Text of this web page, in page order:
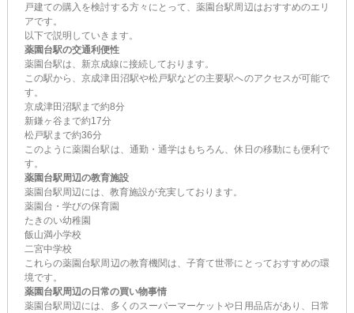
戸建ての購入を検討する方々にとって、薬園台駅周辺はおすすめのエリ
アです。
以下で説明していきます。
薬園台駅の交通利便性
薬園台駅は、 新京成線に接続しております。
この駅から、京成津田沼駅や松戸駅などの主要駅へのアクセスが可能で
す。
京成津田沼駅まで約8分
新鎌ヶ谷まで約17分
松戸駅まで約36分
このように薬園台駅は、通勤・通学はもちろん、休日の移動にも便利で
す。
薬園台駅周辺の教育施設
薬園台駅周辺には、教育施設が充実しております。
薬園台・学びの保育園
たきのい幼稚園
飯山満小学校
二宮中学校
これらの薬園台駅周辺の教育機関は、子育て世帯にとっておすすめの環
境です。
薬園台駅周辺の日常の買い物事情
薬園台駅周辺には、多くのスーパーマーケットや日用品店があり、日常